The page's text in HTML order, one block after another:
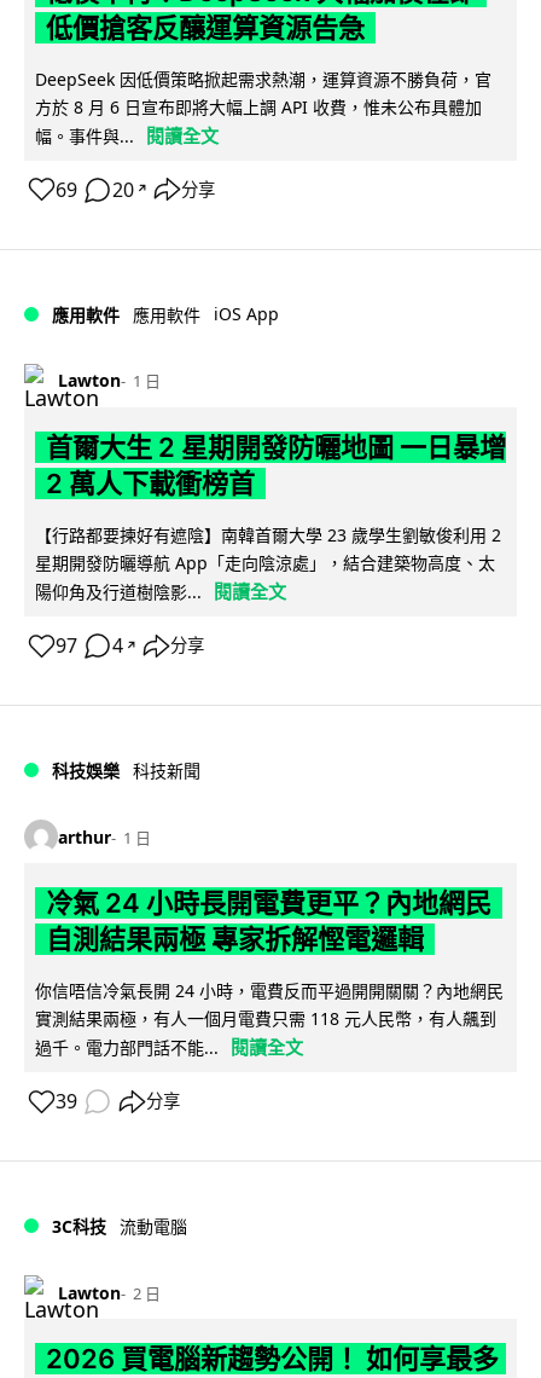
低價搶客反釀運算資源告急
DeepSeek 因低價策略掀起需求熱潮，運算資源不勝負荷，官
方於 8 月 6 日宣布即將大幅上調 API 收費，惟未公布具體加
幅。事件與...
閱讀全文
69 20 ↗ 分享
應用軟件 應用軟件 iOS App
Lawton 1 日
首爾大生 2 星期開發防曬地圖 一日暴增
2 萬人下載衝榜首
【行路都要揀好有遮陰】南韓首爾大學 23 歲學生劉敏俊利用 2
星期開發防曬導航 App「走向陰涼處」，結合建築物高度、太
陽仰角及行道樹陰影...
閱讀全文
97 4 ↗ 分享
科技娛樂 科技新聞
arthur 1 日
冷氣 24 小時長開電費更平？內地網民
自測結果兩極 專家拆解慳電邏輯
你信唔信冷氣長開 24 小時，電費反而平過開開關關？內地網民
實測結果兩極，有人一個月電費只需 118 元人民幣，有人飆到
過千。電力部門話不能...
閱讀全文
39 分享
3C科技 流動電腦
Lawton 2 日
2026 買電腦新趨勢公開！ 如何享最多